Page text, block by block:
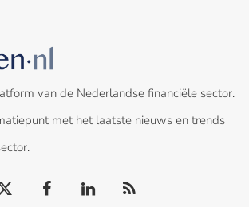
van de Nederlandse financiële sector.
met het laatste nieuws en trends